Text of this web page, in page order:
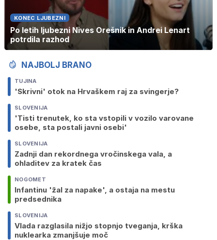
KONEC LJUBEZNI
Po letih ljubezni Nives Orešnik in Andrei Lenart
potrdila razhod
NAJBOLJ BRANO
TUJINA
'Skrivni' otok na Hrvaškem raj za svingerje?
SLOVENIJA
'Tisti trenutek, ko sta vstopili v vozilo varovane
osebe, sta postali javni osebi'
SLOVENIJA
Zadnji dan rekordnega vročinskega vala, a
ohladitev za kratek čas
NOGOMET
Infantinu 'žal za napake', a ostaja na mestu
predsednika
SLOVENIJA
Vlada razglasila nižjo stopnjo tveganja, krška
nuklearka zmanjšuje moč